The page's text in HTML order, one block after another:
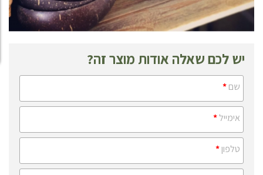
יש לכם שאלה אודות מוצר זה?
שם*
אימייל*
טלפון*